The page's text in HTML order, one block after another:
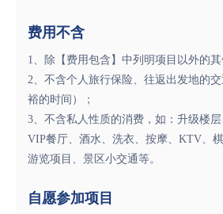
费用不含
1、除【费用包含】中列明项目以外的其
2、不含个人旅行保险、往返出发地的
裕的时间）；
3、不含私人性质的消费，如：升级楼层
VIP餐厅、酒水、洗衣、按摩、KTV、
游览项目、景区小交通等。
自愿参加项目